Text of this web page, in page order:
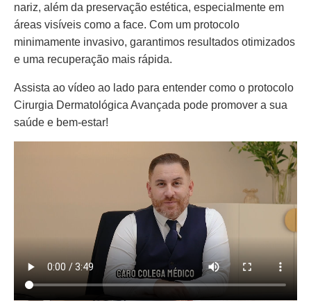
nariz, além da preservação estética, especialmente em
áreas visíveis como a face. Com um protocolo
minimamente invasivo, garantimos resultados otimizados
e uma recuperação mais rápida.
Assista ao vídeo ao lado para entender como o protocolo
Cirurgia Dermatológica Avançada pode promover a sua
saúde e bem-estar!